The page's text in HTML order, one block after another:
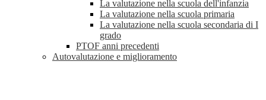
La valutazione nella scuola dell'infanzia
La valutazione nella scuola primaria
La valutazione nella scuola secondaria di I
grado
PTOF anni precedenti
Autovalutazione e miglioramento